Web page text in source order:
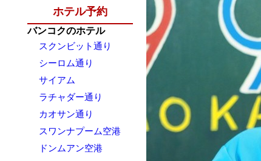
ホテル予約
バンコクのホテル
スクンビット通り
シーロム通り
サイアム
ラチャダー通り
カオサン通り
スワンナプーム空港
ドンムアン空港